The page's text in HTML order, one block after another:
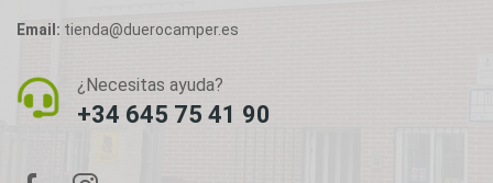
Email: tienda@duerocamper.es
¿Necesitas ayuda?
+34 645 75 41 90